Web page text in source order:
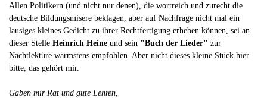
Allen Politikern (und nicht nur denen), die wortreich und zurecht die
deutsche Bildungsmisere beklagen, aber auf Nachfrage nicht mal ein
lausiges kleines Gedicht zu ihrer Rechtfertigung erheben können, sei an
dieser Stelle Heinrich Heine und sein "Buch der Lieder" zur
Nachtlektüre wärmstens empfohlen. Aber nicht dieses kleine Stück hier
bitte, das gehört mir.
Gaben mir Rat und gute Lehren,